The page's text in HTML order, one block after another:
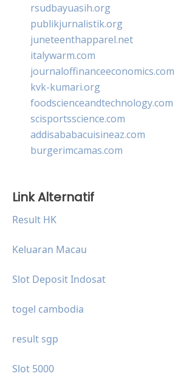
rsudbayuasih.org
publikjurnalistik.org
juneteenthapparel.net
italywarm.com
journaloffinanceeconomics.com
kvk-kumari.org
foodscienceandtechnology.com
scisportsscience.com
addisababacuisineaz.com
burgerimcamas.com
Link Alternatif
Result HK
Keluaran Macau
Slot Deposit Indosat
togel cambodia
result sgp
Slot 5000